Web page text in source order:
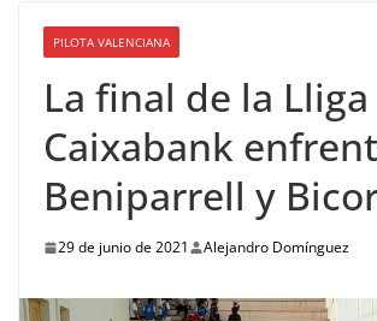
PILOTA VALENCIANA
La final de la Lliga
Caixabank
Beniparrell y
29 de junio de 2021 Alejandro Domínguez